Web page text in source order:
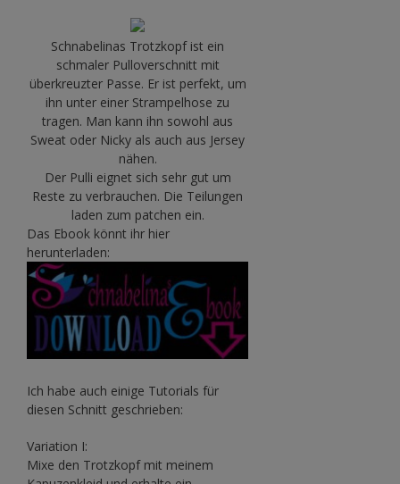
Schnabelinas Trotzkopf ist ein
schmaler Pulloverschnitt mit
überkreuzter Passe. Er ist perfekt, um
ihn unter einer Strampelhose zu
tragen. Man kann ihn sowohl aus
Sweat oder Nicky als auch aus Jersey
nähen.
Der Pulli eignet sich sehr gut um
Reste zu verbrauchen. Die Teilungen
laden zum patchen ein.
Das Ebook könnt ihr hier
herunterladen:
Ich habe auch einige Tutorials für
diesen Schnitt geschrieben:
Variation I:
Mixe den Trotzkopf mit meinem